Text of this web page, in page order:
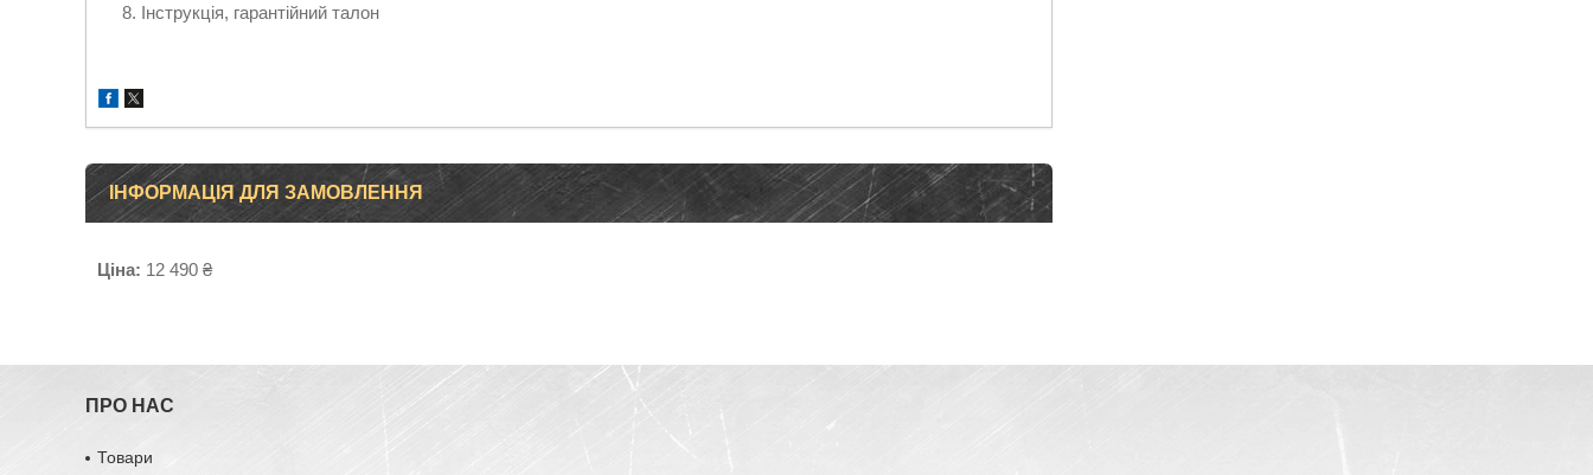
Інструкція, гарантійний талон
ІНФОРМАЦІЯ ДЛЯ ЗАМОВЛЕННЯ
Ціна: 12 490 ₴
ПРО НАС
Товари